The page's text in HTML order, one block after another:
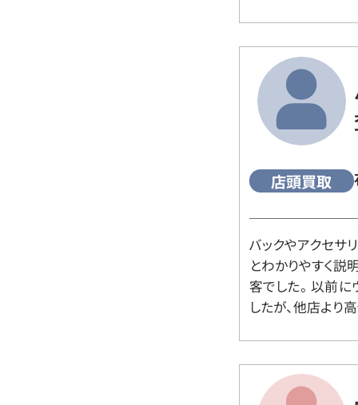
店頭買取
バックやアクセサ
とわかりやすく説
客でした。 以前
したが、他店より